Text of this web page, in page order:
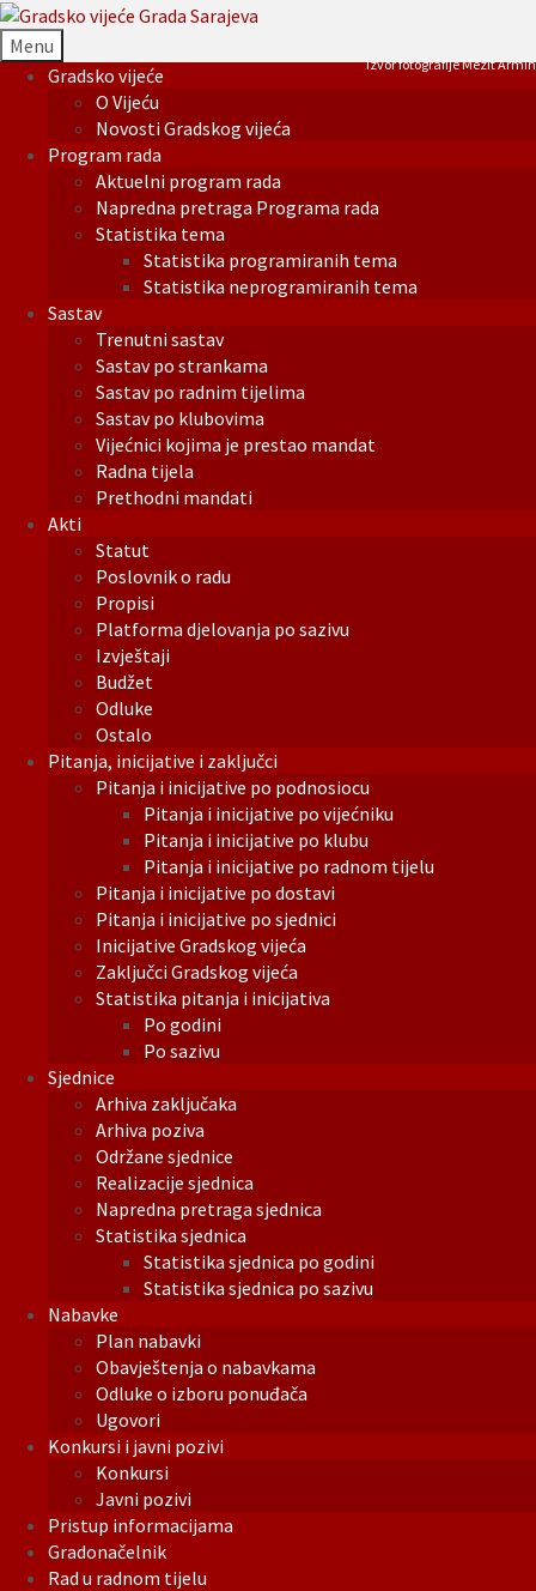
Menu
Gradsko vijeće
O Vijeću
Novosti Gradskog vijeća
Program rada
Aktuelni program rada
Napredna pretraga Programa rada
Statistika tema
Statistika programiranih tema
Statistika neprogramiranih tema
Sastav
Trenutni sastav
Sastav po strankama
Sastav po radnim tijelima
Sastav po klubovima
Vijećnici kojima je prestao mandat
Radna tijela
Prethodni mandati
Akti
Statut
Poslovnik o radu
Propisi
Platforma djelovanja po sazivu
Izvještaji
Budžet
Odluke
Ostalo
Pitanja, inicijative i zaključci
Pitanja i inicijative po podnosiocu
Pitanja i inicijative po vijećniku
Pitanja i inicijative po klubu
Pitanja i inicijative po radnom tijelu
Pitanja i inicijative po dostavi
Pitanja i inicijative po sjednici
Inicijative Gradskog vijeća
Zaključci Gradskog vijeća
Statistika pitanja i inicijativa
Po godini
Po sazivu
Sjednice
Arhiva zaključaka
Arhiva poziva
Održane sjednice
Realizacije sjednica
Napredna pretraga sjednica
Statistika sjednica
Statistika sjednica po godini
Statistika sjednica po sazivu
Nabavke
Plan nabavki
Obavještenja o nabavkama
Odluke o izboru ponuđača
Ugovori
Konkursi i javni pozivi
Konkursi
Javni pozivi
Pristup informacijama
Gradonačelnik
Rad u radnom tijelu
Izvor fotografije Mezit Armin